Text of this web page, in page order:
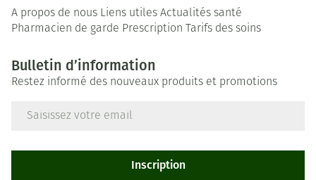
A propos de nous Liens utiles Actualités santé
Pharmacien de garde Prescription Tarifs des soins
Bulletin d’information
Restez informé des nouveaux produits et promotions
Inscription